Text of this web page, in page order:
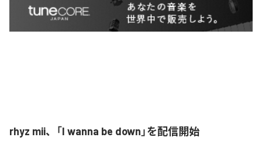
rhyz mii、「I wanna be down」を配信開始